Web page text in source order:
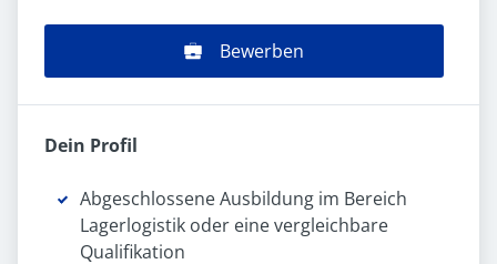
Bewerben
Dein Profil
Abgeschlossene Ausbildung im Bereich
Lagerlogistik oder eine vergleichbare
Qualifikation